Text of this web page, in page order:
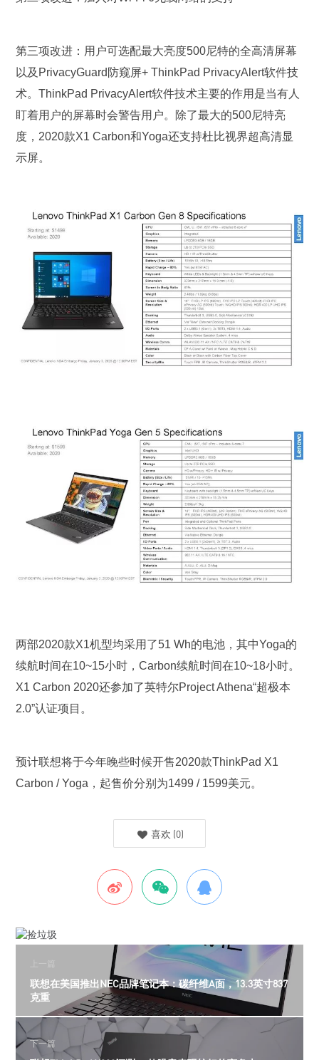
第三项改进：用户可选配最大亮度500尼特的全高清屏幕
以及PrivacyGuard防窥屏+ ThinkPad PrivacyAlert软件技
术。ThinkPad PrivacyAlert软件技术主要的作用是当有人
盯着用户的屏幕时会警告用户。除了最大的500尼特亮
度，2020款X1 Carbon和Yoga还支持杜比视界超高清显
示屏。
两部2020款X1机型均采用了51 Wh的电池，其中Yoga的
续航时间在10~15小时，Carbon续航时间在10~18小时。
X1 Carbon 2020还参加了英特尔Project Athena“超极本
2.0”认证项目。
预计联想将于今年晚些时候开售2020款ThinkPad X1
Carbon / Yoga，起售价分别为1499 / 1599美元。
喜欢 (0)
上一篇
联想在美国推出NEC品牌笔记本：碳纤维A面，13.3英寸837
克重
下一篇